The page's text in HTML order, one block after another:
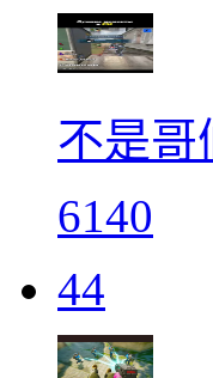
不是哥
6140
44